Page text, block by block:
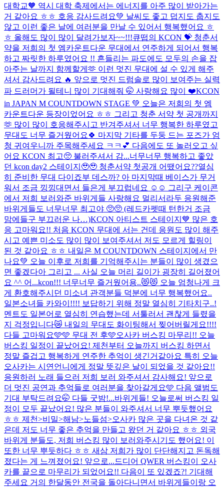
대학교🧡 역시 대학 축제에서는 에너지를 아주 많이 받아가는
거 같아요 ㅎㅎ 호응 감사드려요💚 날씨도 좋고 덥지도 춥지도
않고 이런 좋은 날에 여러분을 만날 수 있어서 행복했어요 ㅎ
ㅎ 올해도 많이 많이 달려가보자~~!!!큐떱의 KCON 💝 청춘서
약을 저희의 첫 엠카운트다운 무대에서 연주하게 되어서 행복
하고 짜릿한 하루였어요 !! 흔들리는 파도에도 모두의 손을 잡
아주는 날까지 함께할게🫶 이런 멋진 무대에 설 수 있게 해주
셔서 감사드려요 🔥 앞으로 멋진 드럼솔로 많이 보여주는 실력
파 드러머가 될테니 많이 기대해줘 🤭 사랑해요 많이 ❤️KCON
in JAPAN M COUNTDOWN STAGE 💚 오늘은 저희의 첫 엠
카운트다운 등장이었어요 ㅎㅎ 그리고 청춘 서약 첫 공개까지
🫶 많이 많이 호응해주시고 반겨주셔서 너무 행복한 하루였고
무대도 너무 즐거웠어요🍀 마지막 기타를 두둥 드는 포즈가 엄
청 귀여우니까 주목해주세요 ㅋㅋ💕 다음에도 또 놀러오고 싶
어요 KCON 최고🥺 불러주셔서 감...너무너무 행복하고 좋았
던 kcon day2 스테이지🥹🥹 청춘서약 첫공개 어땠어요??열심
히 준비한 무대 다이죠부 데스까? 아 마지막때 베이스가 무거
워서 조금 낑낑대면서 들은게 부끄럽네요 ☺️☺️ 그리구 케이콘
에서 저희 보러와준 바위게들 사랑해요 멀리서라두 응원해준
바위게들도 너무너무 최고야 🥺🥺 (레드카펫때 턴한거 조금
맘에들구 부끄러운 나…)KCON 아티스트 스테이지💙 많은 호
응 고마워요!! 처음 KCON 무대에 서는 건데 응원도 많이 해주
시고 예쁜 미소도 많이 많이 보여주셔서 저도 모르게 힐링이
된 것 같아요 ㅎㅎ 내일은 M COUNTDOWN 스테이지에서 만
나요💚 오늘 이후로 저희를 기억해주시는 분들이 많이 생겼으
면 좋겠다아 그리고 ... 사실 오늘 머리 길이가 굉장히 길어졌어
요 ^^ 어...kcon!!! 너무너무 즐거웠어용..😻😻 오늘 엄청나게 크
게 환호해주시던 미소녀 관객분들 덕분에 너무 행복했어요..
일본소녀들 카와이!!!! 보답하기 위해 정말 열심히 기타치구..!
멘트도 일본어로 열심히 연습했는데 서툴러서 괜찮게 들렸을
지 걱정입니다😿 내일의 무대도 화이팅해서 찢어버릴게요!!!!
다들 고마워요🩵🩵 무대 전 후🩵오사카 버스킹 마무리!! 오늘
버스킹 일정이 끝났어요! 제천부터 오늘까지 버스킹 하면서
정말 즐겁고 행복하게 연주한 추억이 생긴거같아요 특히 오늘
오사카는 시연언니에게 정말 뜻깊은 날이 되었을 것 같아요!!
응원하러 노래 들으러 저희 보러 와주셔서 감사해요! 앞으로
더 멋진 공연과 추억들로 여러분을 찾아갈게요🩵 다음 앨범도
기대 부탁드려요🤭 다들 굿밤!...바위게들! 오늘로써 버스킹 일
정이 모두 끝났어요! 많은 분들이 와주셔서 너무 뿌듯했어요
ㅎㅎ 제천>비밀>해남>노들섬>오사카 많은 곳을 다녀온 것 같
은데 저도 너무 좋은 추억을 만들고 왔던 거 같아요 ㅎㅎ 외국
바위게 분들도, 저희 버스킹 많이 보러와주시기도 했어요! 이
또한 너무 뿌듯하다 ㅎㅎ 새삼 저희가 많이 단단해지고 돈독해
졌다는 게 느껴졌어요! 앞으로...드디어 QWER 버스킹이 오사
카를 끝으로 마무리가 되었어요!! 다음이 또 있겠죠?! 기대해
주세요 거의 한달동안 전국을 돌아다니면서 바위게들이랑 오